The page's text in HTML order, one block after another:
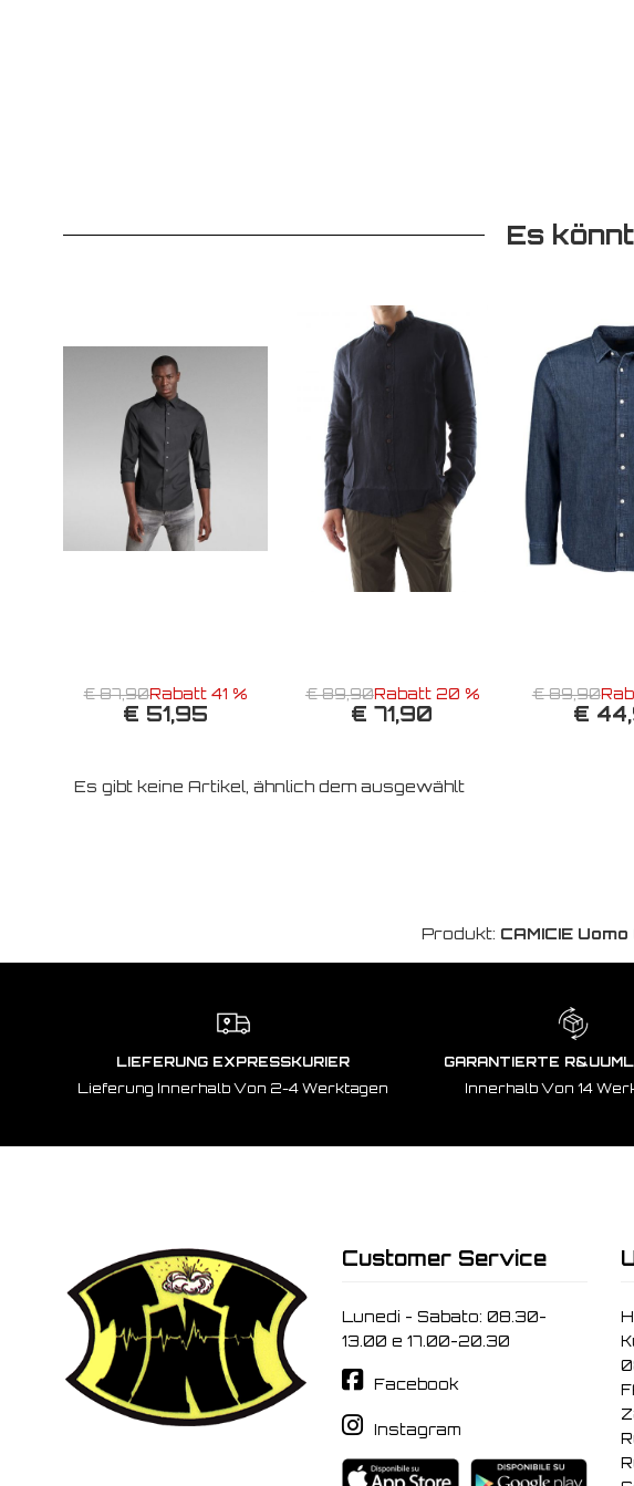
Es
€ 87,90Rabatt 41 %
€ 51,95
€ 89,90Rabatt 20 %
€ 71,90
€ 89,90
€
Es gibt keine Artikel, ähnlich dem ausgewählt
Produkt: CAMICIE
LIEFERUNG EXPRESSKURIER
Lieferung Innerhalb Von 2-4 Werktagen
GARANTIERTE
Innerhalb Von 14
Customer Service
Lunedi - Sabato: 08.30-
13.00 e 17.00-20.30
Facebook
Instagram